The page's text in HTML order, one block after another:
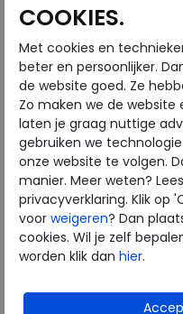
Gabor
Piedi Nudi
Pikolinos
Solidus
Think
Waldlaufer
Westland
Wolky
Herenschoenen
Australian
Birkenstock
Clarks
COOKIES.
Met cookies en
beter en persoonlijker.
de website goed. Ze
Zo maken we de website
laten je graag nuttige
gebruiken we
onze website te volgen.
manier. Meer weten? Lees
privacyverklaring. Klik op
voor weigeren? Dan
cookies. Wil je zelf
worden klik dan hier.